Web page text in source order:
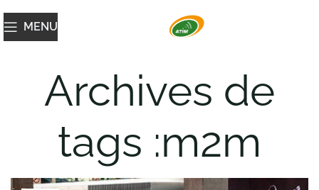
MENU
Archives de
tags :m2m